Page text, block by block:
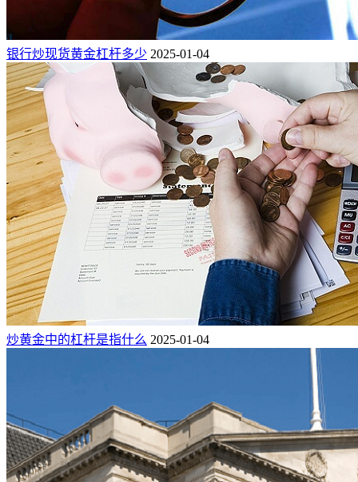
银行炒现货黄金杠杆多少 2025-01-04
炒黄金中的杠杆是指什么 2025-01-04